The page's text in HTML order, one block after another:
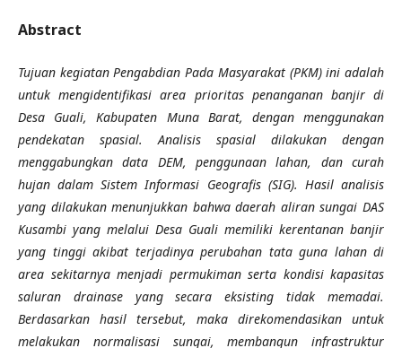
Abstract
Tujuan kegiatan Pengabdian Pada Masyarakat (PKM) ini adalah
untuk mengidentifikasi area prioritas penanganan banjir di
Desa Guali, Kabupaten Muna Barat, dengan menggunakan
pendekatan spasial. Analisis spasial dilakukan dengan
menggabungkan data DEM, penggunaan lahan, dan curah
hujan dalam Sistem Informasi Geografis (SIG). Hasil analisis
yang dilakukan menunjukkan bahwa daerah aliran sungai DAS
Kusambi yang melalui Desa Guali memiliki kerentanan banjir
yang tinggi akibat terjadinya perubahan tata guna lahan di
area sekitarnya menjadi permukiman serta kondisi kapasitas
saluran drainase yang secara eksisting tidak memadai.
Berdasarkan hasil tersebut, maka direkomendasikan untuk
melakukan normalisasi sungai, membangun infrastruktur